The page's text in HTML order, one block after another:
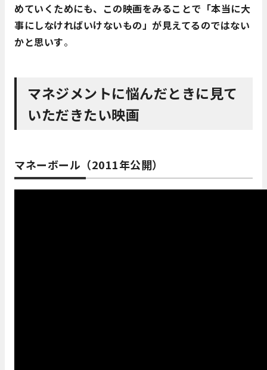
めていくためにも、この映画をみることで「本当に大
事にしなければいけないもの」が見えてるのではない
かと思いす。
マネジメントに悩んだときに見て
いただきたい映画
マネーボール（2011年公開）